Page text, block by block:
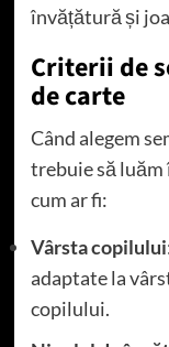
învățătură și
Criterii de
de carte
Când alegem
trebuie să
cum ar fi:
Vârsta copilului
adaptate la
copilului.